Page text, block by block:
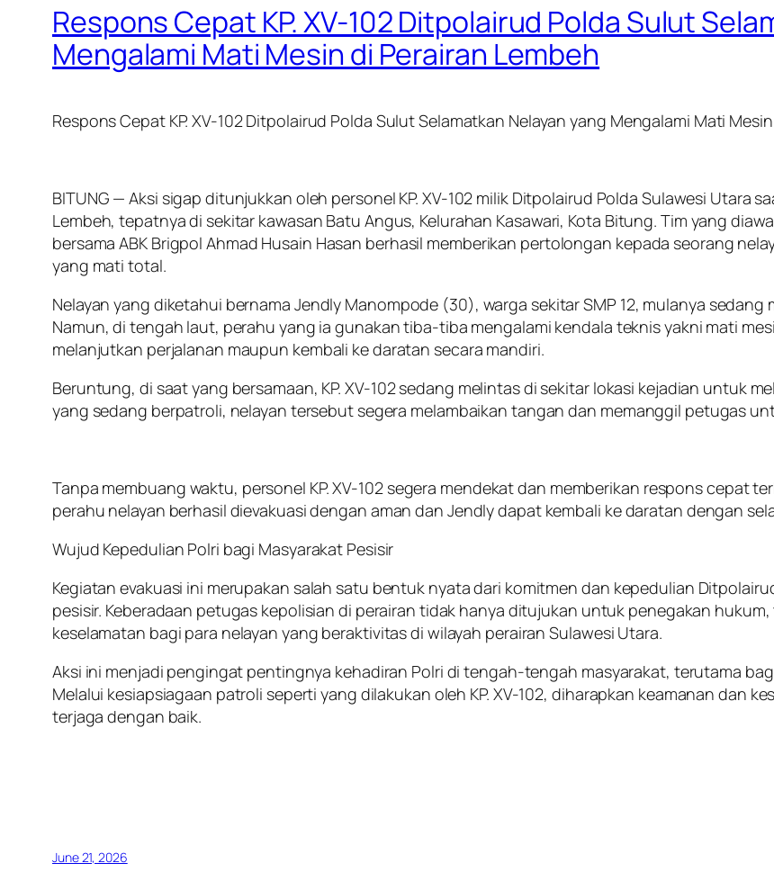
Respons Cepat KP. XV-102 Ditpolairud Polda Sulut
Mengalami Mati Mesin di Perairan Lembeh
Respons Cepat KP. XV-102 Ditpolairud Polda Sulut Selamatkan Nelayan yang Mengalami Mati
BITUNG — Aksi sigap ditunjukkan oleh personel KP. XV-102 milik Ditpolairud Polda Sulawesi Utara
Lembeh, tepatnya di sekitar kawasan Batu Angus, Kelurahan Kasawari, Kota Bitung. Tim yang
bersama ABK Brigpol Ahmad Husain Hasan berhasil memberikan pertolongan kepada seorang
yang mati total.
Nelayan yang diketahui bernama Jendly Manompode (30), warga sekitar SMP 12, mulanya
Namun, di tengah laut, perahu yang ia gunakan tiba-tiba mengalami kendala teknis yakni mati
melanjutkan perjalanan maupun kembali ke daratan secara mandiri.
Beruntung, di saat yang bersamaan, KP. XV-102 sedang melintas di sekitar lokasi kejadian untuk
yang sedang berpatroli, nelayan tersebut segera melambaikan tangan dan memanggil petugas
Tanpa membuang waktu, personel KP. XV-102 segera mendekat dan memberikan respons cepat
perahu nelayan berhasil dievakuasi dengan aman dan Jendly dapat kembali ke daratan dengan
Wujud Kepedulian Polri bagi Masyarakat Pesisir
Kegiatan evakuasi ini merupakan salah satu bentuk nyata dari komitmen dan kepedulian
pesisir. Keberadaan petugas kepolisian di perairan tidak hanya ditujukan untuk penegakan
keselamatan bagi para nelayan yang beraktivitas di wilayah perairan Sulawesi Utara.
Aksi ini menjadi pengingat pentingnya kehadiran Polri di tengah-tengah masyarakat, terutama
Melalui kesiapsiagaan patroli seperti yang dilakukan oleh KP. XV-102, diharapkan keamanan dan
terjaga dengan baik.
June 21, 2026